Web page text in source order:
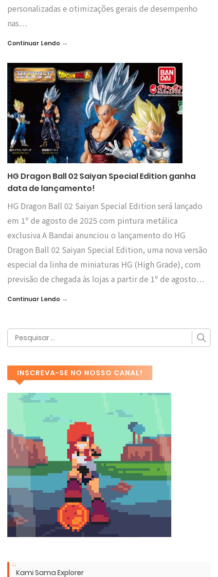
personalizadas e otimizações gerais de desempenho
nas…
Continuar Lendo →
HG Dragon Ball 02 Saiyan Special Edition ganha
data de lançamento!
HG Dragon Ball 02 Saiyan Special Edition será lançado
em 1º de agosto de 2025 com pintura metálica
exclusiva A Bandai anunciou o lançamento do HG
Dragon Ball 02 Saiyan Special Edition, uma nova versão
especial da linha de miniaturas HG (High Grade), com
previsão de chegada às lojas a partir de 1º de agosto…
Continuar Lendo →
INSCREVA-SE NO NOSSO CANAL!
Kami Sama Explorer